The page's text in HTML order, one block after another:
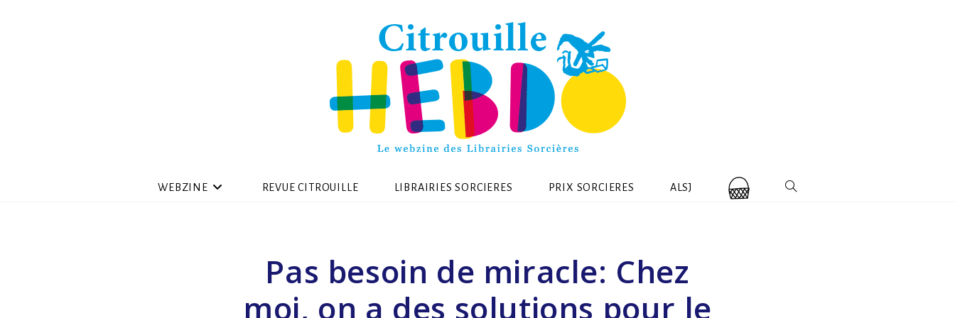
WEBZINE REVUE CITROUILLE LIBRAIRIES SORCIERES PRIX SORCIERES ALSJ
Pas besoin de miracle: Chez
moi, on a des solutions pour le